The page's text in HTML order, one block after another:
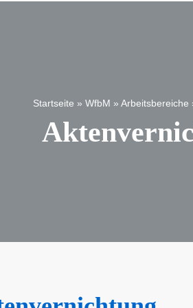
Startseite » WfbM » Arbeitsbereiche